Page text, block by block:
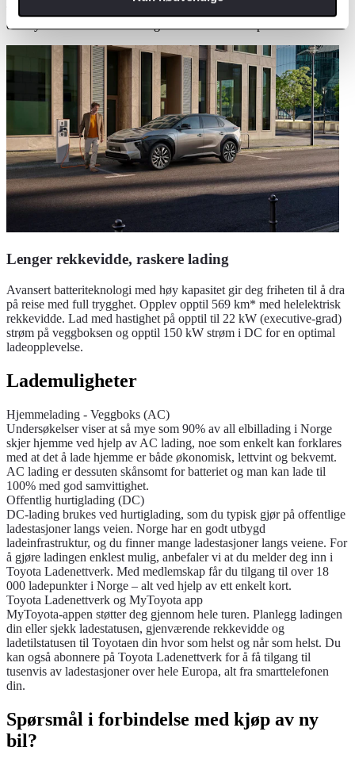
den nye bZ4X rekkevidden og fleksibiliteten som passer din livsstil.
Lenger rekkevidde, raskere lading
Avansert batteriteknologi med høy kapasitet gir deg friheten til å dra
på reise med full trygghet. Opplev opptil 569 km* med helelektrisk
rekkevidde. Lad med hastighet på opptil til 22 kW (executive-grad)
strøm på veggboksen og opptil 150 kW strøm i DC for en optimal
ladeopplevelse.
Lademuligheter
Hjemmelading - Veggboks (AC)
Undersøkelser viser at så mye som 90% av all elbillading i Norge
skjer hjemme ved hjelp av AC lading, noe som enkelt kan forklares
med at det å lade hjemme er både økonomisk, lettvint og bekvemt.
AC lading er dessuten skånsomt for batteriet og man kan lade til
100% med god samvittighet.
Offentlig hurtiglading (DC)
DC-lading brukes ved hurtiglading, som du typisk gjør på offentlige
ladestasjoner langs veien. Norge har en godt utbygd
ladeinfrastruktur, og du finner mange ladestasjoner langs veiene. For
å gjøre ladingen enklest mulig, anbefaler vi at du melder deg inn i
Toyota Ladenettverk. Med medlemskap får du tilgang til over 18
000 ladepunkter i Norge – alt ved hjelp av ett enkelt kort.
Toyota Ladenettverk og MyToyota app
MyToyota-appen støtter deg gjennom hele turen. Planlegg ladingen
din eller sjekk ladestatusen, gjenværende rekkevidde og
ladetilstatusen til Toyotaen din hvor som helst og når som helst. Du
kan også abonnere på Toyota Ladenettverk for å få tilgang til
tusenvis av ladestasjoner over hele Europa, alt fra smarttelefonen
din.
Spørsmål i forbindelse med kjøp av ny
bil?